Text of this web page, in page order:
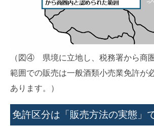
（図④ 県境に立地し、税務署から商
範囲での販売は一般酒類小売業免許が
あります。）
免許区分は「販売方法の実態」